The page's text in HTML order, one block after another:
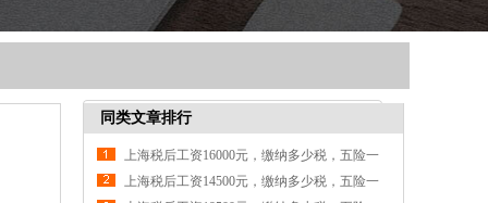
同类文章排行
上海税后工资16000元，缴纳多少税，五险一
金各交多少钱
上海税后工资14500元，缴纳多少税，五险一